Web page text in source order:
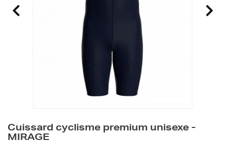
Cuissard cyclisme premium unisexe -
MIRAGE